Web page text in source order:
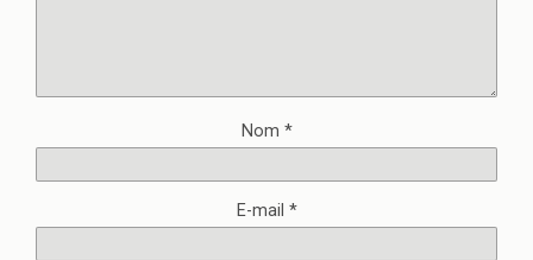
Nom *
E-mail *